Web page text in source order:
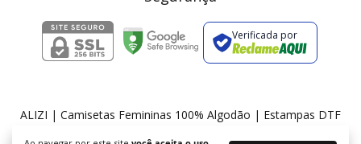
Verificada por
ALIZI | Camisetas Femininas 100% Algodão | Estampas DTF
2 pecas 7% OFF